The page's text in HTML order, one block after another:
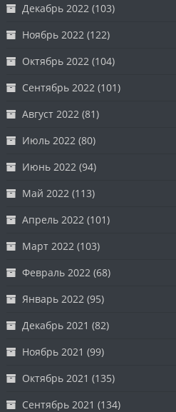
Декабрь 2022 (103)
Ноябрь 2022 (122)
Октябрь 2022 (104)
Сентябрь 2022 (101)
Август 2022 (81)
Июль 2022 (80)
Июнь 2022 (94)
Май 2022 (113)
Апрель 2022 (101)
Март 2022 (103)
Февраль 2022 (68)
Январь 2022 (95)
Декабрь 2021 (82)
Ноябрь 2021 (99)
Октябрь 2021 (135)
Сентябрь 2021 (134)